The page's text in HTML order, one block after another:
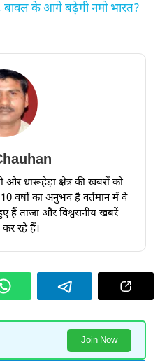
बावल के आगे बढ़ेगी नमो भारत?
और धारूहेड़ा क्षेत्र की खबरों को
वर्षों का अनुभव है वर्तमान में वे
हैं ताजा और विश्वसनीय खबरें
कर रहे हैं।
Join Now